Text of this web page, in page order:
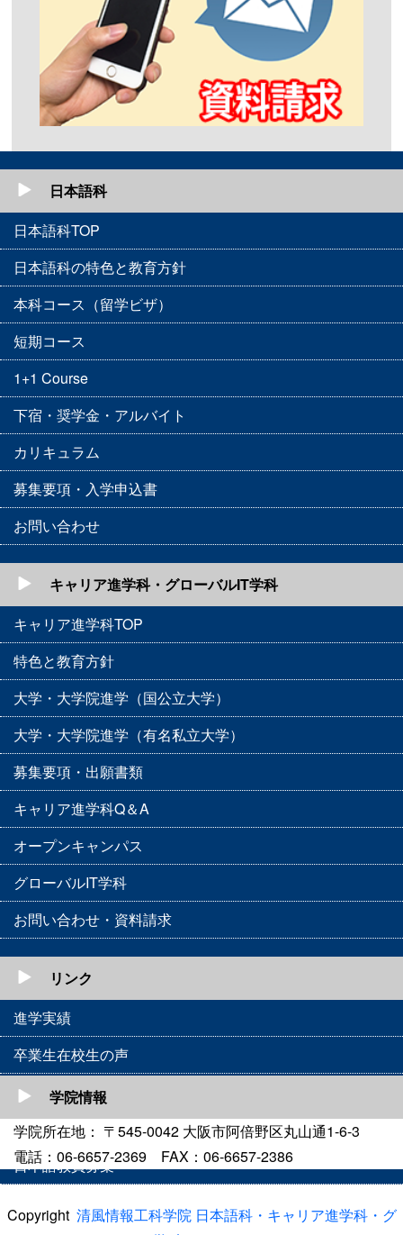
日本語科
日本語科TOP
日本語科の特色と教育方針
本科コース（留学ビザ）
短期コース
1+1 Course
下宿・奨学金・アルバイト
カリキュラム
募集要項・入学申込書
お問い合わせ
キャリア進学科・グローバルIT学科
キャリア進学科TOP
特色と教育方針
大学・大学院進学（国公立大学）
大学・大学院進学（有名私立大学）
募集要項・出願書類
キャリア進学科Q＆A
オープンキャンパス
グローバルIT学科
お問い合わせ・資料請求
リンク
進学実績
卒業生在校生の声
フォト・動画ギャラリー
アクセスマップ
日本語教員募集
学院情報
学院所在地： 〒545-0042 大阪市阿倍野区丸山通1-6-3
電話：06-6657-2369 FAX：06-6657-2386
Copyright 清風情報工科学院 日本語科・キャリア進学科・グ